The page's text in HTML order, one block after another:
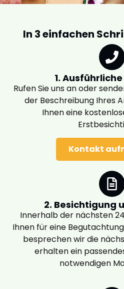
In 3 einfachen
1.
Rufen Sie uns an oder
der Beschreibung Ihres
Ihnen eine
Kontakt
2. Besichtigung
Innerhalb der nächsten
Ihnen für eine
besprechen wir die
erhalten ein
notwendigen